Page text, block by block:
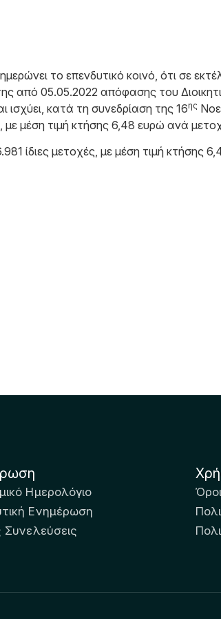
το επενδυτικό κοινό, ότι σε
από 05.05.2022 απόφασης του
κατά τη συνεδρίαση της 16ης
μέση τιμή κτήσης 6,48 ευρώ ανά
ίδιες μετοχές, με μέση τιμή
Ημερολόγιο
Ενημέρωση
Συνελεύσεις